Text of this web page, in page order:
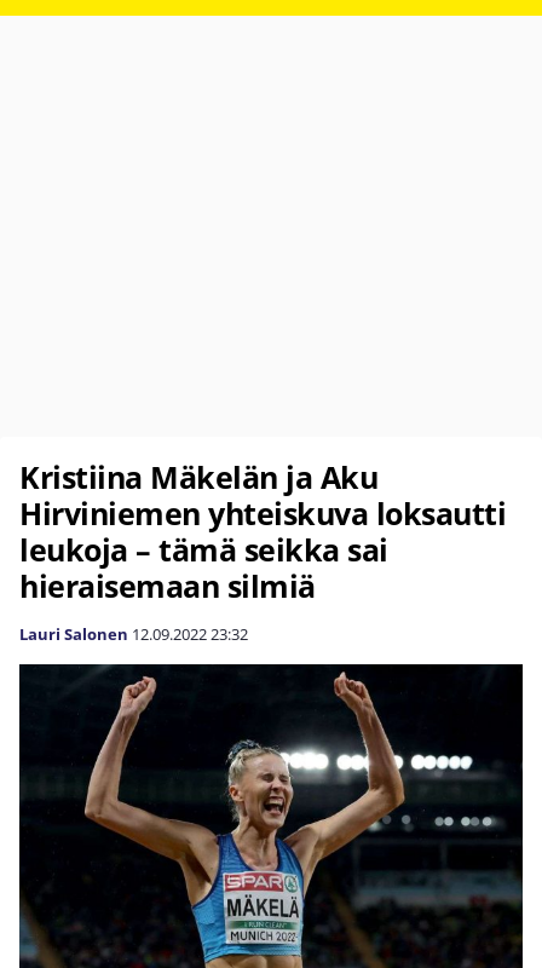
Kristiina Mäkelän ja Aku
Hirviniemen yhteiskuva loksautti
leukoja – tämä seikka sai
hieraisemaan silmiä
Lauri Salonen 12.09.202223:32